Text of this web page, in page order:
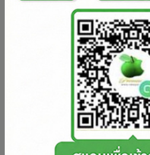
วิธีสมัคร SMS รับราค
พิมพ์รหัสเว้นวรรค 1 ครั้ง
AIS /
(ราคา ต่างประเทศ และ ในประเทศ
รหัส
R
R